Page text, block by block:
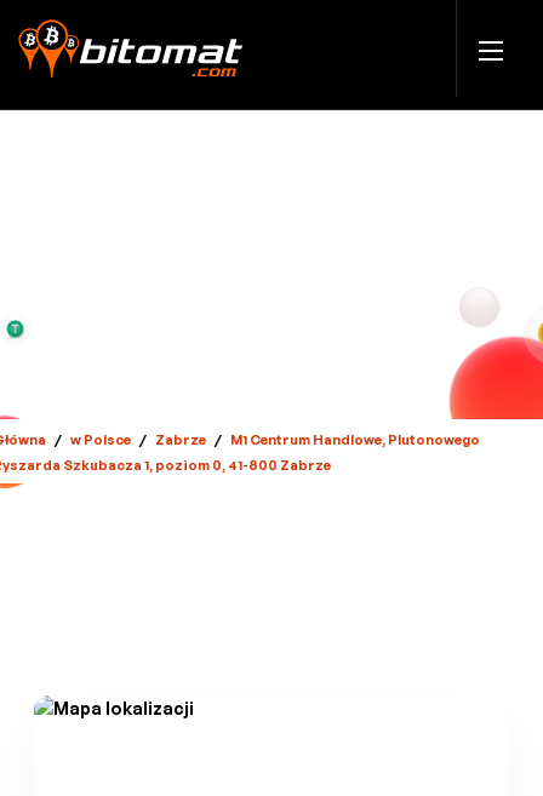
/ w Polsce / Zabrze / M1 Centrum Handlowe, Plutonowego
Szkubacza 1, poziom 0, 41-800 Zabrze